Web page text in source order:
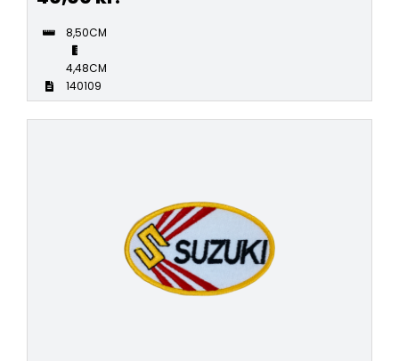
8,50CM
4,48CM
140109